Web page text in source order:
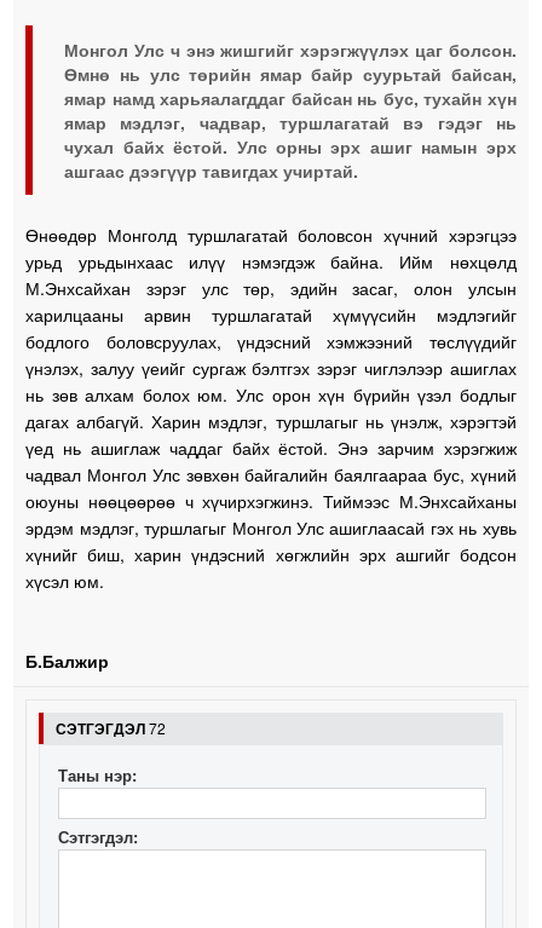
Монгол Улс ч энэ жишгийг хэрэгжүүлэх цаг болсон.
Өмнө нь улс төрийн ямар байр суурьтай байсан,
ямар намд харьяалагддаг байсан нь бус, тухайн хүн
ямар мэдлэг, чадвар, туршлагатай вэ гэдэг нь
чухал байх ёстой. Улс орны эрх ашиг намын эрх
ашгаас дээгүүр тавигдах учиртай.
Өнөөдөр Монголд туршлагатай боловсон хүчний хэрэгцээ
урьд урьдынхаас илүү нэмэгдэж байна. Ийм нөхцөлд
М.Энхсайхан зэрэг улс төр, эдийн засаг, олон улсын
харилцааны арвин туршлагатай хүмүүсийн мэдлэгийг
бодлого боловсруулах, үндэсний хэмжээний төслүүдийг
үнэлэх, залуу үеийг сургаж бэлтгэх зэрэг чиглэлээр ашиглах
нь зөв алхам болох юм. Улс орон хүн бүрийн үзэл бодлыг
дагах албагүй. Харин мэдлэг, туршлагыг нь үнэлж, хэрэгтэй
үед нь ашиглаж чаддаг байх ёстой. Энэ зарчим хэрэгжиж
чадвал Монгол Улс зөвхөн байгалийн баялгаараа бус, хүний
оюуны нөөцөөрөө ч хүчирхэгжинэ. Тиймээс М.Энхсайханы
эрдэм мэдлэг, туршлагыг Монгол Улс ашиглаасай гэх нь хувь
хүнийг биш, харин үндэсний хөгжлийн эрх ашгийг бодсон
хүсэл юм.
Б.Балжир
СЭТГЭГДЭЛ72
Таны нэр:
Сэтгэгдэл: